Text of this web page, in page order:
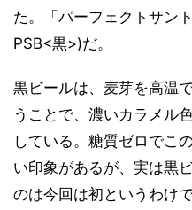
た。「パーフェクトサン
PSB<黒>)だ。
黒ビールは、麦芽を高温
うことで、濃いカラメル
している。糖質ゼロでこ
い印象があるが、実は黒
のは今回は初というわけ